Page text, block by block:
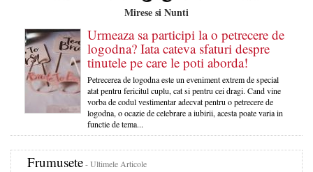
Mirese si Nunti
Urmeaza sa participi la o petrecere de
logodna? Iata cateva sfaturi despre
tinutele pe care le poti aborda!
Petrecerea de logodna este un eveniment extrem de special
atat pentru fericitul cuplu, cat si pentru cei dragi. Cand vine
vorba de codul vestimentar adecvat pentru o petrecere de
logodna, o ocazie de celebrare a iubirii, acesta poate varia in
functie de tema...
Frumusete- Ultimele Articole